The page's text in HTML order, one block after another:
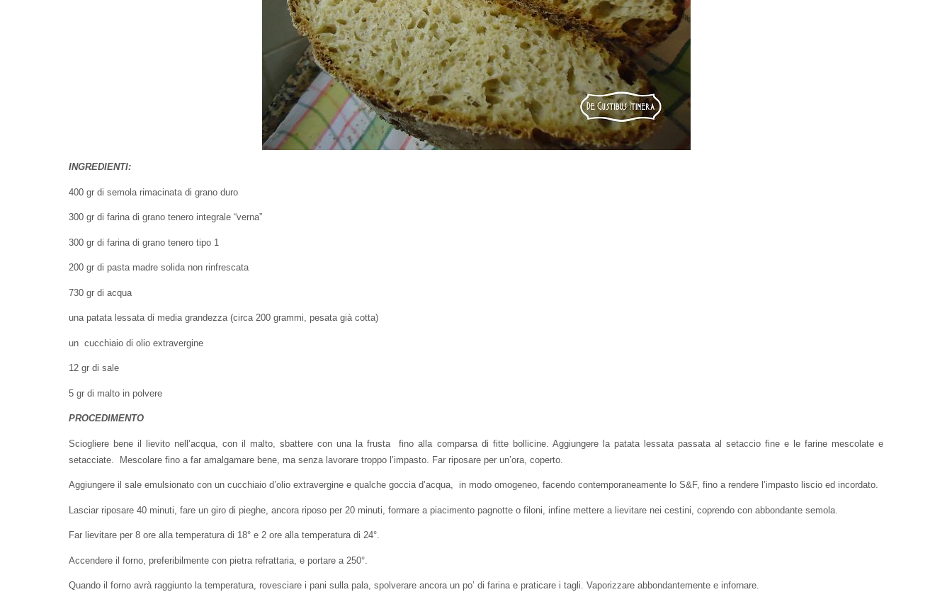
INGREDIENTI:
400 gr di semola rimacinata di grano duro
300 gr di farina di grano tenero integrale “verna”
300 gr di farina di grano tenero tipo 1
200 gr di pasta madre solida non rinfrescata
730 gr di acqua
una patata lessata di media grandezza (circa 200 grammi, pesata già cotta)
un cucchiaio di olio extravergine
12 gr di sale
5 gr di malto in polvere
PROCEDIMENTO
Sciogliere bene il lievito nell’acqua, con il malto, sbattere con una la frusta fino alla comparsa di fitte bollicine. Aggiungere la patata lessata passata al setaccio fine e le farine mescolate e
setacciate. Mescolare fino a far amalgamare bene, ma senza lavorare troppo l’impasto. Far riposare per un’ora, coperto.
Aggiungere il sale emulsionato con un cucchiaio d’olio extravergine e qualche goccia d’acqua, in modo omogeneo, facendo contemporaneamente lo S&F, fino a rendere l’impasto liscio ed incordato.
Lasciar riposare 40 minuti, fare un giro di pieghe, ancora riposo per 20 minuti, formare a piacimento pagnotte o filoni, infine mettere a lievitare nei cestini, coprendo con abbondante semola.
Far lievitare per 8 ore alla temperatura di 18° e 2 ore alla temperatura di 24°.
Accendere il forno, preferibilmente con pietra refrattaria, e portare a 250°.
Quando il forno avrà raggiunto la temperatura, rovesciare i pani sulla pala, spolverare ancora un po’ di farina e praticare i tagli. Vaporizzare abbondantemente e infornare.